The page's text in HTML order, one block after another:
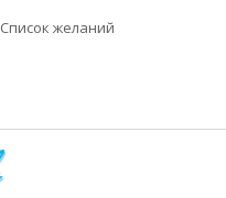
Список желаний